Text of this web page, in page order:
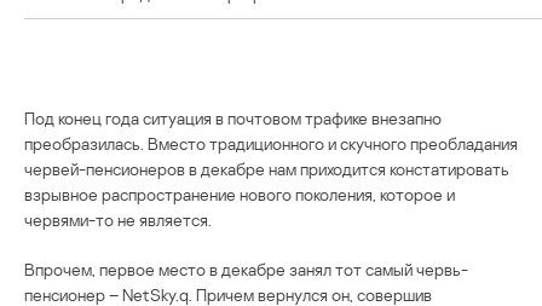
Под конец года ситуация в почтовом трафике внезапно
преобразилась. Вместо традиционного и скучного преобладания
червей-пенсионеров в декабре нам приходится констатировать
взрывное распространение нового поколения, которое и
червями-то не является.
Впрочем, первое место в декабре занял тот самый червь-
пенсионер – NetSky.q. Причем вернулся он, совершив